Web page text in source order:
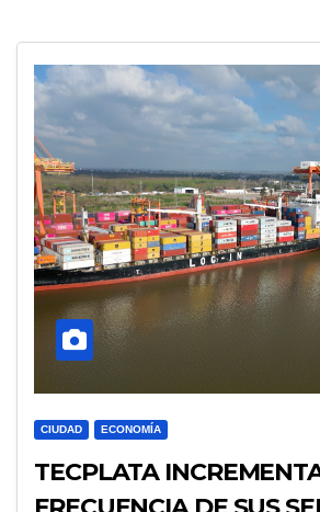
CIUDAD ECONOMÍA
TECPLATA